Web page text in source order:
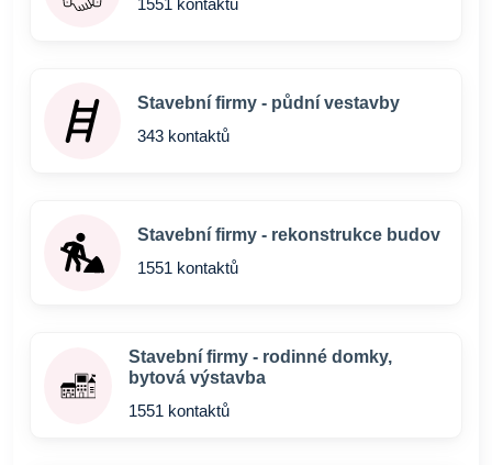
1551 kontaktů
Stavební firmy - půdní vestavby
343 kontaktů
Stavební firmy - rekonstrukce budov
1551 kontaktů
Stavební firmy - rodinné domky,
bytová výstavba
1551 kontaktů